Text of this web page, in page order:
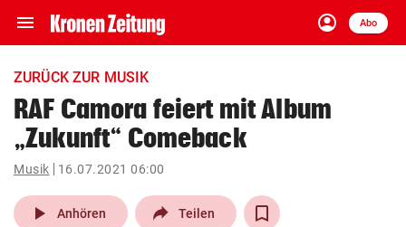
menu Navigation
ein-/ausklappen
account_circle
Anmelden
Abo
close Schließen
account_circle Anmelden
pin_drop
Wien arrow_right
ZURÜCK ZUR MUSIK
RAF Camora feiert mit Album
„Zukunft“ Comeback
Musik 16.07.2021 06:00
play_arrow Anhören Teilen